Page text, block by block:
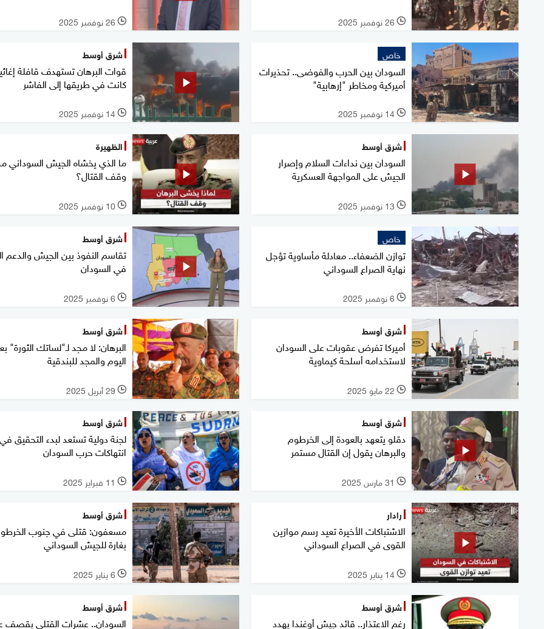
l 26 نوفمبر 2025 l 26 نوفمبر 2025
خاص
السودان بين الحرب والفوضى.. تحذيرات
أميركية ومخاطر "إرهابية"
l 14 نوفمبر 2025
شرق أوسط
قوات البرهان تستهدف قافلة
كانت في طريقها إلى الفاشر
l 14 نوفمبر 2025
شرق أوسط
السودان بين نداءات السلام وإصرار
الجيش على المواجهة العسكرية
l 13 نوفمبر 2025
الظهيرة
ما الذي يخشاه الجيش السوداني
وقف القتال؟
l 10 نوفمبر 2025
خاص
توازن الضعفاء.. معادلة مأساوية تؤجل
نهاية الصراع السوداني
l 6 نوفمبر 2025
شرق أوسط
تقاسم النفوذ بين الجيش والدعم
في السودان
l 6 نوفمبر 2025
شرق أوسط
أميركا تفرض عقوبات على السودان
لاستخدامه أسلحة كيماوية
l 22 مايو 2025
شرق أوسط
البرهان: لا مجد لـ"لساتك الثورة"
اليوم والمجد للبندقية
l 29 أبريل 2025
شرق أوسط
دقلو يتعهد بالعودة إلى الخرطوم
والبرهان يقول إن القتال مستمر
l 31 مارس 2025
شرق أوسط
لجنة دولية تستعد لبدء التحقيق في
انتهاكات حرب السودان
l 11 فبراير 2025
رادار
الاشتباكات الأخيرة تعيد رسم موازين
القوى في الصراع السوداني
l 14 يناير 2025
شرق أوسط
مسعفون: قتلى في جنوب
بغارة للجيش السوداني
l 6 يناير 2025
شرق أوسط
رغم الاعتذار.. قائد جيش أوغندا يهدد
شرق أوسط
السودان.. عشرات القتلى بقصف